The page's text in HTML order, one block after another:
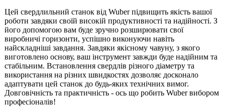
Цей свердлильний станок від Wuber підвищить якість вашої
роботи завдяки своїй високій продуктивності та надійності. З
його допомогою вам буде зручно розширювати свої
виробничі горизонти, успішно виконуючи навіть
найскладніші завдання. Завдяки якісному чавуну, з якого
виготовлено основу, ваш інструмент завжди буде надійним та
стабільним. Встановлення свердлів різного діаметру та
використання на різних швидкостях дозволяє досконало
адаптувати цей станок до будь-яких технічних вимог.
Довговічність та практичність - ось що робить Wuber вибором
професіоналів!